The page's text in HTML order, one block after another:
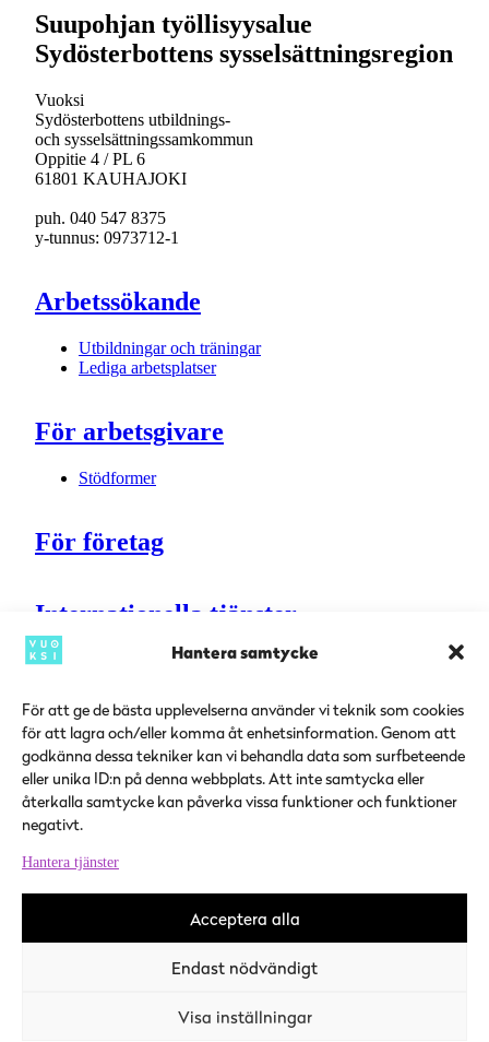
Hantera samtycke
För att ge de bästa upplevelserna använder vi teknik som cookies
för att lagra och/eller komma åt enhetsinformation. Genom att
godkänna dessa tekniker kan vi behandla data som surfbeteende
eller unika ID:n på denna webbplats. Att inte samtycka eller
återkalla samtycke kan påverka vissa funktioner och funktioner
negativt.
Hantera tjänster
Acceptera alla
Endast nödvändigt
Visa inställningar
Suupohjan työllisyysalue
Sydösterbottens sysselsättningsregion
Vuoksi
Sydösterbottens utbildnings-
och sysselsättningssamkommun
Oppitie 4 / PL 6
61801 KAUHAJOKI
puh. 040 547 8375
y-tunnus: 0973712-1
Arbetssökande
Utbildningar och träningar
Lediga arbetsplatser
För arbetsgivare
Stödformer
För företag
Internationella tjänster
Kontaktuppgiftert
Aktuellt
Verksamhetspunkter
Servicepunkter
SOME
Jobbmarknaden